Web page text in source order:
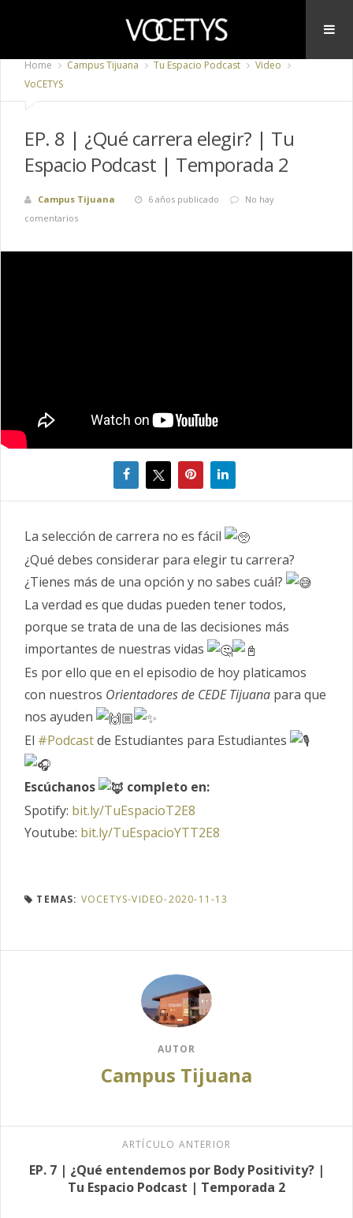
Home Campus Tijuana Tu Espacio Podcast
Video
VoCETYS
EP. 8 | ¿Qué carrera elegir? | Tu
Espacio Podcast | Temporada 2
Campus Tijuana 6 años publicado
No hay
comentarios
La selección de carrera no es fácil
¿Qué debes considerar para elegir tu carrera?
¿Tienes más de una opción y no sabes cuál?
La verdad es que dudas pueden tener todos,
porque se trata de una de las decisiones más
importantes de nuestras vidas
Es por ello que en el episodio de hoy platicamos
con nuestros Orientadores de CEDE Tijuana para que
nos ayuden
El #Podcastde Estudiantes para Estudiantes
Escúchanos
completo en:
Spotify: bit.ly/TuEspacioT2E8
Youtube: bit.ly/TuEspacioYTT2E8
TEMAS: VOCETYS-VIDEO-2020-11-13
AUTOR
Campus Tijuana
ARTÍCULO ANTERIOR
EP. 7 | ¿Qué entendemos por Body Positivity? |
Tu Espacio Podcast | Temporada 2